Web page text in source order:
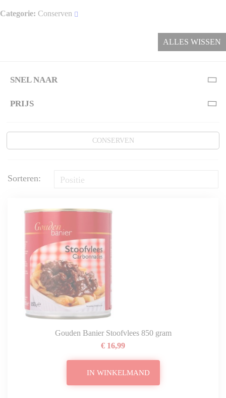
CONSERVEN
Sorteren:
Gouden Banier Stoofvlees 850 gram
€ 16,99
IN WINKELMAND
Categorie Conserven
ALLES WISSEN
SNEL NAAR
PRIJS